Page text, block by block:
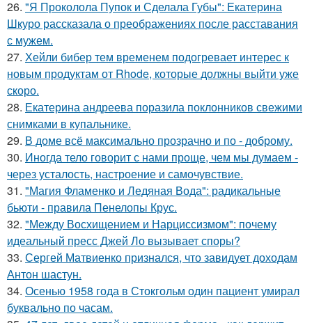
26. "Я Проколола Пупок и Сделала Губы": Екатерина
Шкуро рассказала о преображениях после расставания
с мужем.
27. Хейли бибер тем временем подогревает интерес к
новым продуктам от Rhode, которые должны выйти уже
скоро.
28. Екатерина андреева поразила поклонников свежими
снимками в купальнике.
29. В доме всё максимально прозрачно и по - доброму.
30. Иногда тело говорит с нами проще, чем мы думаем -
через усталость, настроение и самочувствие.
31. "Магия Фламенко и Ледяная Вода": радикальные
бьюти - правила Пенелопы Крус.
32. "Между Восхищением и Нарциссизмом": почему
идеальный пресс Джей Ло вызывает споры?
33. Сергей Матвиенко признался, что завидует доходам
Антон шастун.
34. Осенью 1958 года в Стокгольм один пациент умирал
буквально по часам.